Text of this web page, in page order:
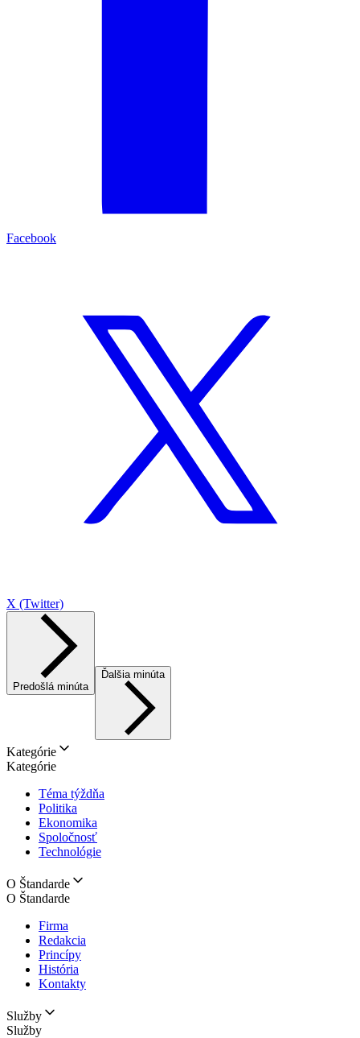
Facebook
X (Twitter)
Predošlá minúta
Ďalšia minúta
Kategórie
Kategórie
Téma týždňa
Politika
Ekonomika
Spoločnosť
Technológie
O Štandarde
O Štandarde
Firma
Redakcia
Princípy
História
Kontakty
Služby
Služby